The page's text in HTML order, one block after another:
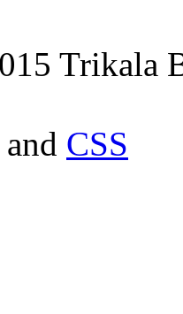
Trikala
and CSS